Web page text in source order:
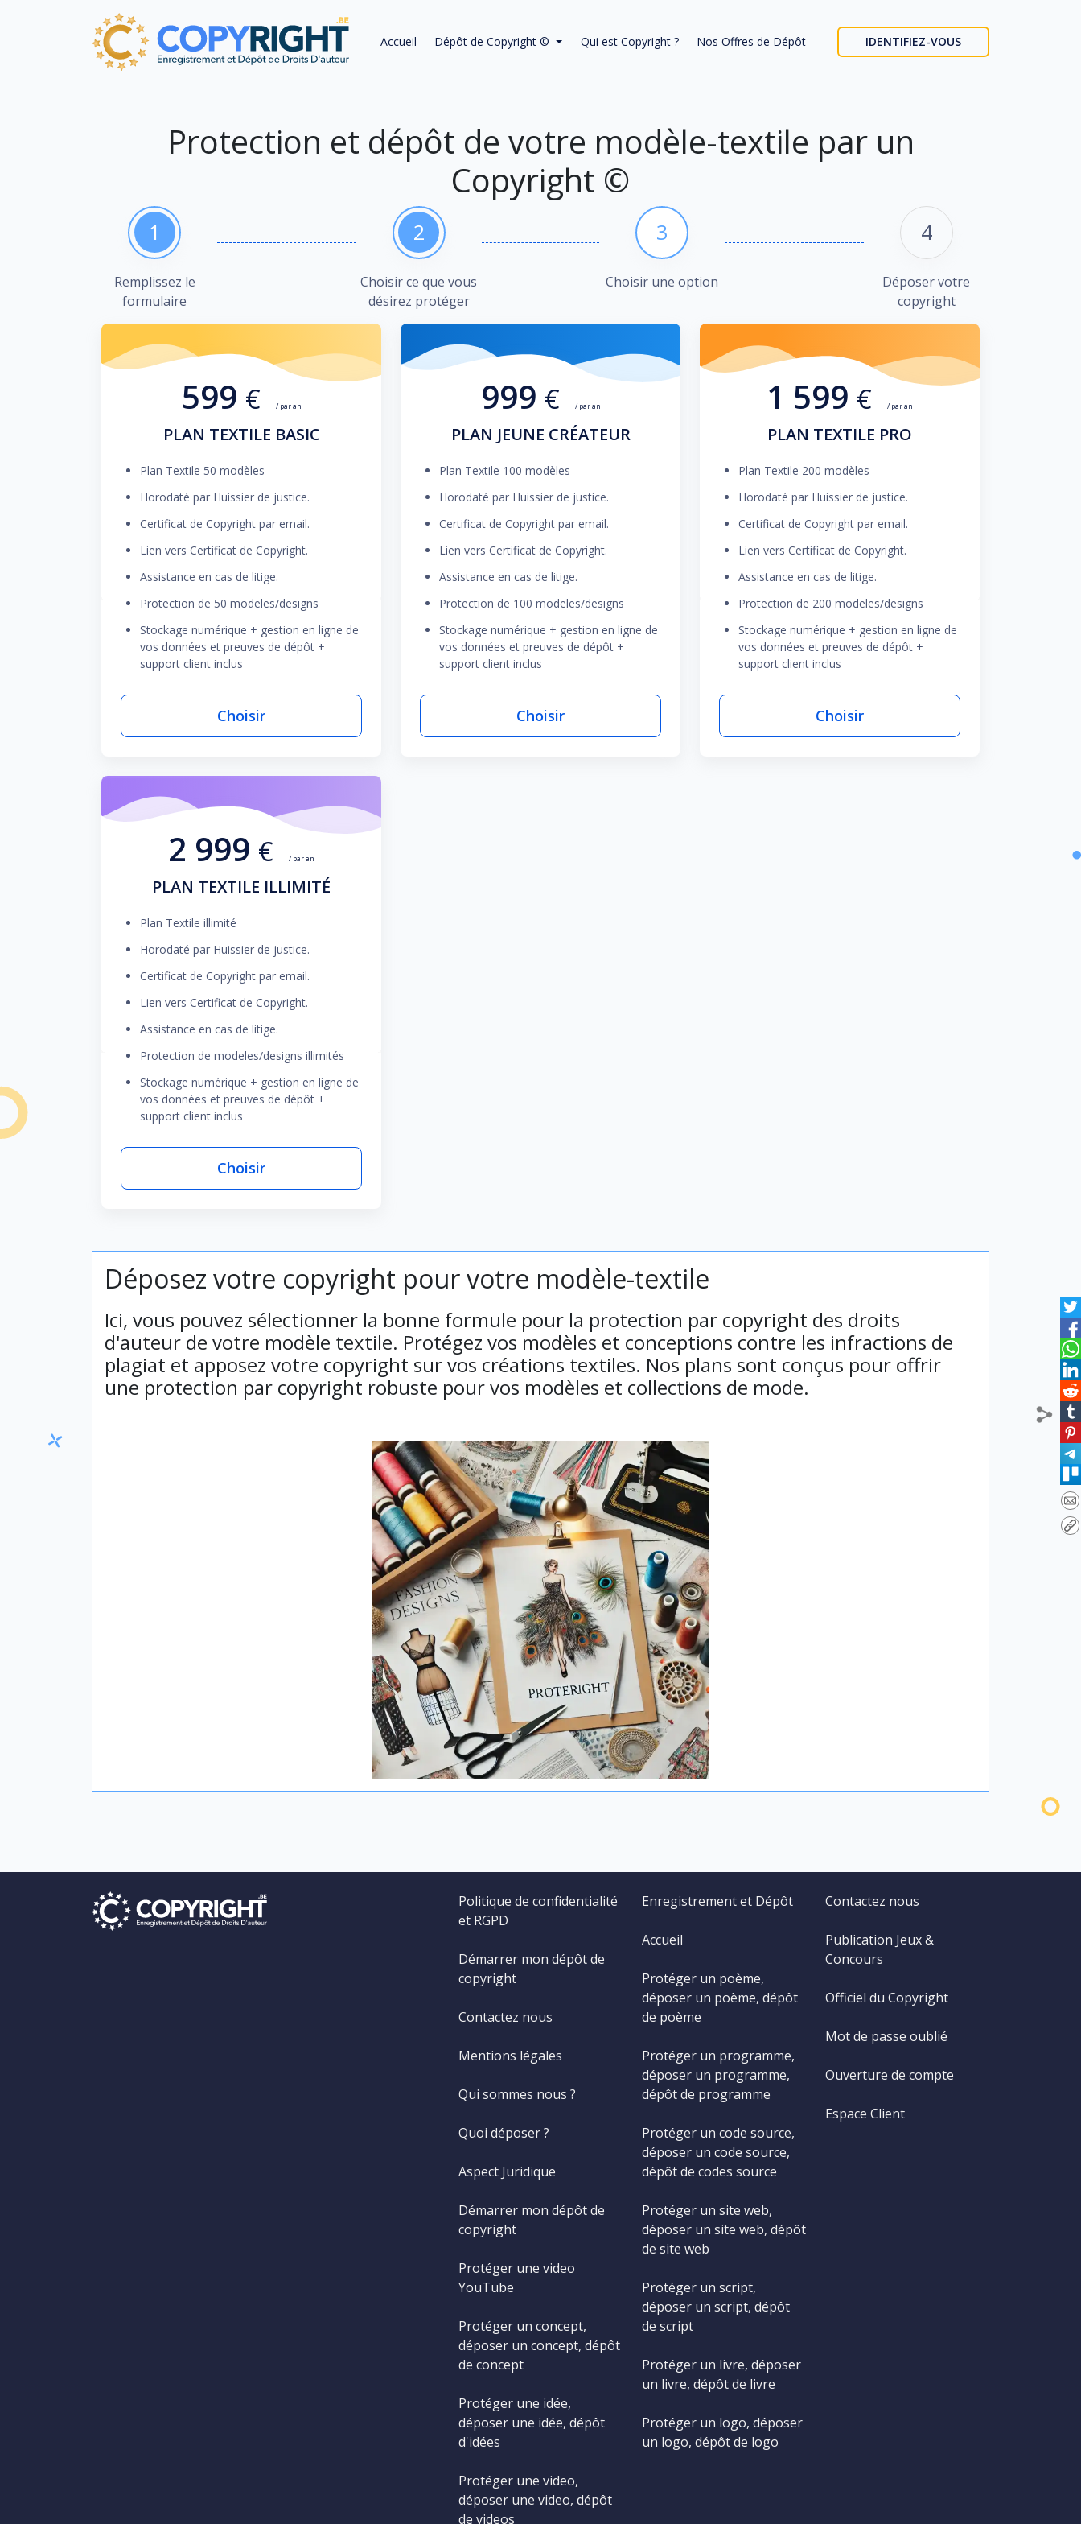
Accueil Dépôt de Copyright © Qui est Copyright ? Nos Offres de Dépôt IDENTIFIEZ-VOUS
Protection et dépôt de votre modèle-textile par un
Copyright ©
1
Remplissez le
formulaire
2
Choisir ce que vous
désirez protéger
3
Choisir une option
4
Déposer votre
copyright
599 € / par an
PLAN TEXTILE BASIC
Plan Textile 50 modèles
Horodaté par Huissier de justice.
Certificat de Copyright par email.
Lien vers Certificat de Copyright.
Assistance en cas de litige.
Protection de 50 modeles/designs
Stockage numérique + gestion en ligne de
vos données et preuves de dépôt +
support client inclus
Choisir
999 € / par an
PLAN JEUNE CRÉATEUR
Plan Textile 100 modèles
Horodaté par Huissier de justice.
Certificat de Copyright par email.
Lien vers Certificat de Copyright.
Assistance en cas de litige.
Protection de 100 modeles/designs
Stockage numérique + gestion en ligne de
vos données et preuves de dépôt +
support client inclus
Choisir
1 599 € / par an
PLAN TEXTILE PRO
Plan Textile 200 modèles
Horodaté par Huissier de justice.
Certificat de Copyright par email.
Lien vers Certificat de Copyright.
Assistance en cas de litige.
Protection de 200 modeles/designs
Stockage numérique + gestion en ligne de
vos données et preuves de dépôt +
support client inclus
Choisir
2 999 € / par an
PLAN TEXTILE ILLIMITÉ
Plan Textile illimité
Horodaté par Huissier de justice.
Certificat de Copyright par email.
Lien vers Certificat de Copyright.
Assistance en cas de litige.
Protection de modeles/designs illimités
Stockage numérique + gestion en ligne de
vos données et preuves de dépôt +
support client inclus
Choisir
Déposez votre copyright pour votre modèle-textile
Ici, vous pouvez sélectionner la bonne formule pour la protection par copyright des droits
d'auteur de votre modèle textile. Protégez vos modèles et conceptions contre les infractions de
plagiat et apposez votre copyright sur vos créations textiles. Nos plans sont conçus pour offrir
une protection par copyright robuste pour vos modèles et collections de mode.
Politique de confidentialité
et RGPD
Démarrer mon dépôt de
copyright
Contactez nous
Mentions légales
Qui sommes nous ?
Quoi déposer ?
Aspect Juridique
Démarrer mon dépôt de
copyright
Protéger une video
YouTube
Protéger un concept,
déposer un concept, dépôt
de concept
Protéger une idée,
déposer une idée, dépôt
d'idées
Protéger une video,
déposer une video, dépôt
de videos
Enregistrement et Dépôt
Accueil
Protéger un poème,
déposer un poème, dépôt
de poème
Protéger un programme,
déposer un programme,
dépôt de programme
Protéger un code source,
déposer un code source,
dépôt de codes source
Protéger un site web,
déposer un site web, dépôt
de site web
Protéger un script,
déposer un script, dépôt
de script
Protéger un livre, déposer
un livre, dépôt de livre
Protéger un logo, déposer
un logo, dépôt de logo
Contactez nous
Publication Jeux &
Concours
Officiel du Copyright
Mot de passe oublié
Ouverture de compte
Espace Client